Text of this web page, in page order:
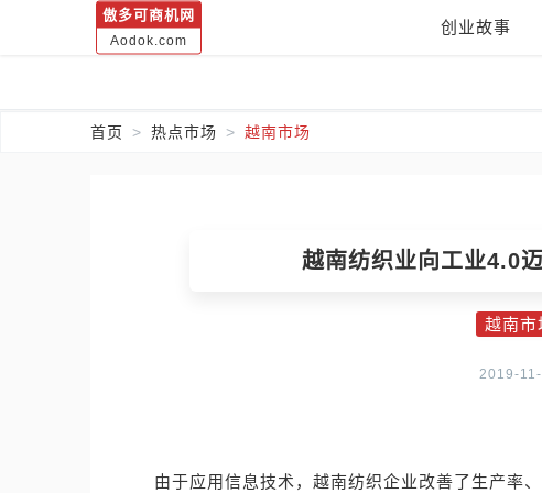
傲多可商机网
Aodok.com
创业故事
首页 热点市场 越南市场
越南纺织业向工业4.0
越南市
2019-
由于应用信息技术，越南纺织企业改善了生产率